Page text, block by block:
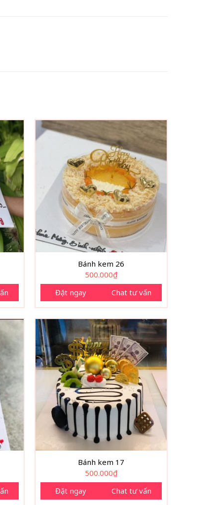
Bánh kem 26
500.000₫
Đặt ngay
Chat tư vấn
Bánh kem 17
500.000₫
Đặt ngay
Chat tư vấn